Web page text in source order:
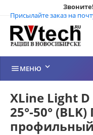
Звоните!
Присылайте заказ на
МЕНЮ 
XLine Light D
25°-50°
профильный